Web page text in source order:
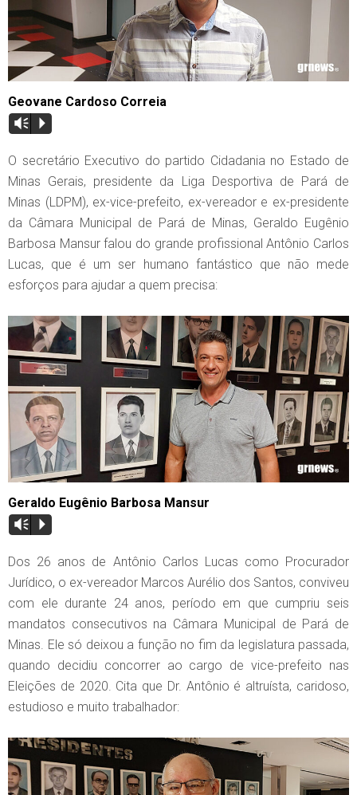
Geovane Cardoso Correia
Vm P
O secretário Executivo do partido Cidadania no Estado de
Minas Gerais, presidente da Liga Desportiva de Pará de
Minas (LDPM), ex-vice-prefeito, ex-vereador e ex-presidente
da Câmara Municipal de Pará de Minas, Geraldo Eugênio
Barbosa Mansur falou do grande profissional Antônio Carlos
Lucas, que é um ser humano fantástico que não mede
esforços para ajudar a quem precisa:
Geraldo Eugênio Barbosa Mansur
Vm P
Dos 26 anos de Antônio Carlos Lucas como Procurador
Jurídico, o ex-vereador Marcos Aurélio dos Santos, conviveu
com ele durante 24 anos, período em que cumpriu seis
mandatos consecutivos na Câmara Municipal de Pará de
Minas. Ele só deixou a função no fim da legislatura passada,
quando decidiu concorrer ao cargo de vice-prefeito nas
Eleições de 2020. Cita que Dr. Antônio é altruísta, caridoso,
estudioso e muito trabalhador: